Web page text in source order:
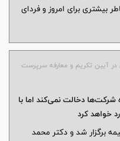
برای امروز و فردای
آیین تکریم و معارفه سرپرست
شرکت‌ها دخالت نمی‌کند اما با
خواهد کرد
برگزار شد و دکتر محمد